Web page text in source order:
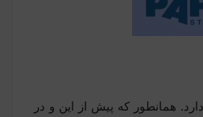
همانطور که پیش از این و در